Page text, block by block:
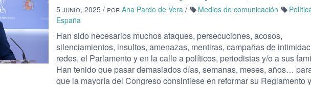
5 junio, 2025 / por Ana Pardo de Vera / Medios de comunicación
España
Han sido necesarios muchos ataques, persecuciones, acosos,
silenciamientos, insultos, amenazas, mentiras, campañas de
redes, el Parlamento y en la calle a políticos, periodistas y/o a sus
Han tenido que pasar demasiados días, semanas, meses, años…
que la mayoría del Congreso consintiese en reformar su Reglamento y